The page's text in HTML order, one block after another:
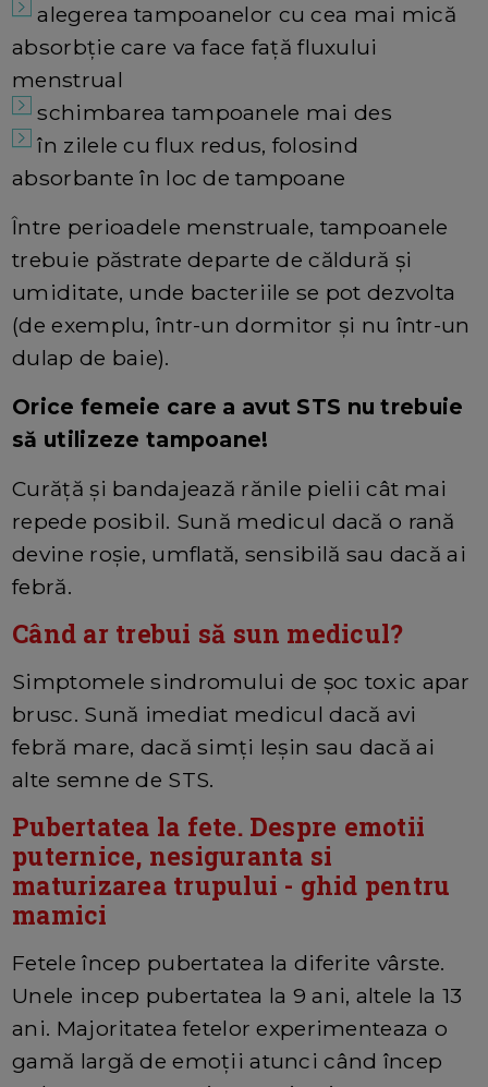
alegerea tampoanelor cu cea mai mică
absorbție care va face față fluxului
menstrual
schimbarea tampoanele mai des
în zilele cu flux redus, folosind
absorbante în loc de tampoane
Între perioadele menstruale, tampoanele
trebuie păstrate departe de căldură și
umiditate, unde bacteriile se pot dezvolta
(de exemplu, într-un dormitor și nu într-un
dulap de baie).
Orice femeie care a avut STS nu trebuie
să utilizeze tampoane!
Curăță și bandajează rănile pielii cât mai
repede posibil. Sună medicul dacă o rană
devine roșie, umflată, sensibilă sau dacă ai
febră.
Când ar trebui să sun medicul?
Simptomele sindromului de șoc toxic apar
brusc. Sună imediat medicul dacă avi
febră mare, dacă simți leșin sau dacă ai
alte semne de STS.
Pubertatea la fete. Despre emotii
puternice, nesiguranta si
maturizarea trupului - ghid pentru
mamici
Fetele încep pubertatea la diferite vârste.
Unele incep pubertatea la 9 ani, altele la 13
ani. Majoritatea fetelor experimenteaza o
gamă largă de emoții atunci când încep